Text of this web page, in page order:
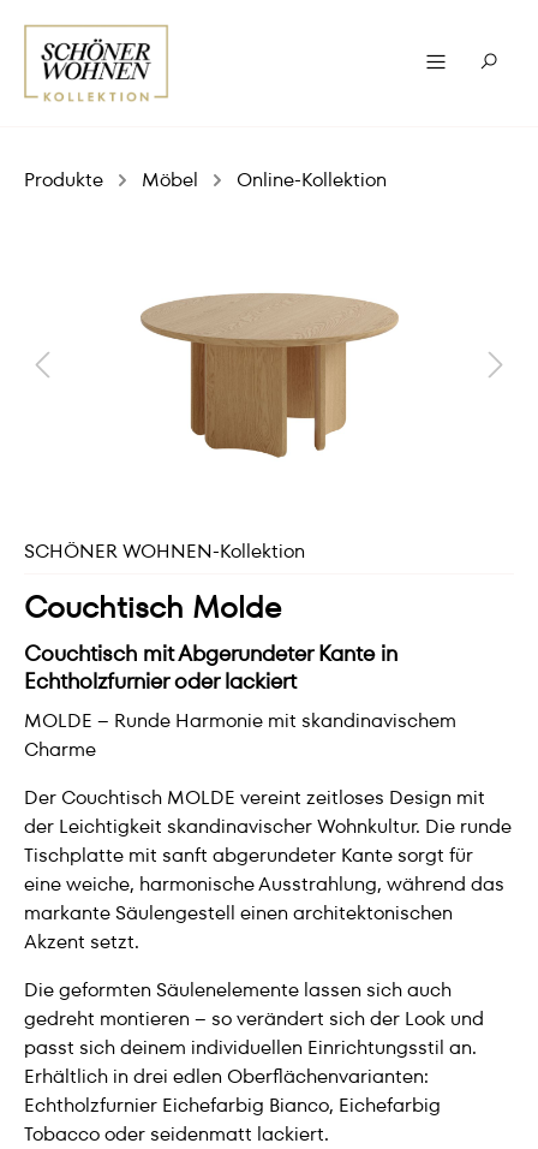
Produkte Möbel Online-Kollektion
SCHÖNER WOHNEN-Kollektion
Couchtisch Molde
Couchtisch mit Abgerundeter Kante in
Echtholzfurnier oder lackiert
MOLDE – Runde Harmonie mit skandinavischem
Charme
Der Couchtisch MOLDE vereint zeitloses Design mit
der Leichtigkeit skandinavischer Wohnkultur. Die runde
Tischplatte mit sanft abgerundeter Kante sorgt für
eine weiche, harmonische Ausstrahlung, während das
markante Säulengestell einen architektonischen
Akzent setzt.
Die geformten Säulenelemente lassen sich auch
gedreht montieren – so verändert sich der Look und
passt sich deinem individuellen Einrichtungsstil an.
Erhältlich in drei edlen Oberflächenvarianten:
Echtholzfurnier Eichefarbig Bianco, Eichefarbig
Tobacco oder seidenmatt lackiert.